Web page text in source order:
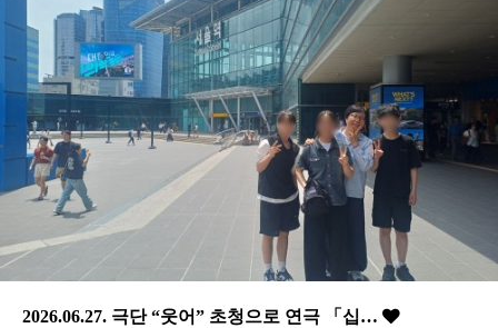
2026.06.27. 극단 “웃어” 초청으로 연극 「십…